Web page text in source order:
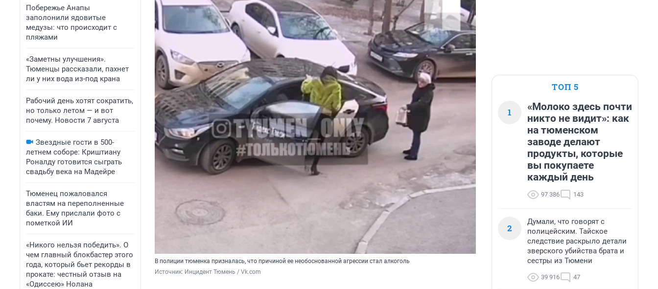
Побережье Анапы
заполонили ядовитые
медузы: что происходит с
пляжами
«Заметны улучшения».
Тюменцы рассказали, пахнет
ли у них вода из-под крана
Рабочий день хотят сократить,
но только летом — и вот
почему. Новости 7 августа
Звездные гости в 500-
летнем соборе: Криштиану
Роналду готовится сыграть
свадьбу века на Мадейре
Тюменец пожаловался
властям на переполненные
баки. Ему прислали фото с
пометкой ИИ
«Никого нельзя победить». О
чем главный блокбастер этого
года, который бьет рекорды в
прокате: честный отзыв на
«Одиссею» Нолана
В полиции тюменка призналась, что причиной ее необоснованной агрессии стал алкоголь
Источник: Инцидент Тюмень / Vk.com
ТОП 5
1
«Молоко здесь почти
никто не видит»: как
на тюменском
заводе делают
продукты, которые
вы покупаете
каждый день
97 386 143
2
Думали, что говорят с
полицейским. Тайское
следствие раскрыло детали
зверского убийства брата и
сестры из Тюмени
39 916 47